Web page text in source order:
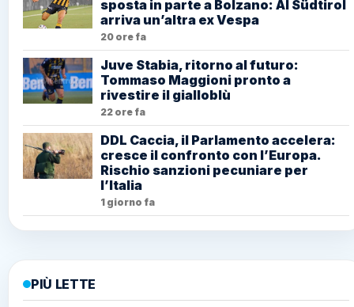
sposta in parte a Bolzano: Al Südtirol
arriva un’altra ex Vespa
20 ore fa
Juve Stabia, ritorno al futuro:
Tommaso Maggioni pronto a
rivestire il gialloblù
22 ore fa
DDL Caccia, il Parlamento accelera:
cresce il confronto con l’Europa.
Rischio sanzioni pecuniare per
l’Italia
1 giorno fa
PIÙ LETTE